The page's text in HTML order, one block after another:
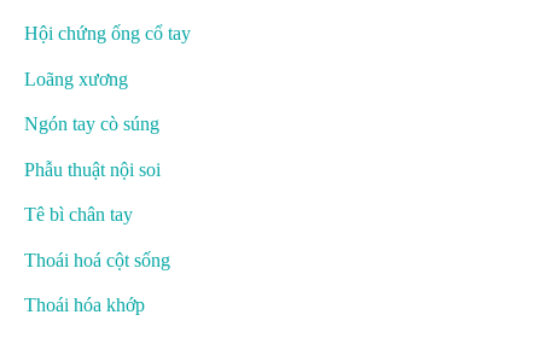
Hội chứng ống cổ tay
Loãng xương
Ngón tay cò súng
Phẫu thuật nội soi
Tê bì chân tay
Thoái hoá cột sống
Thoái hóa khớp